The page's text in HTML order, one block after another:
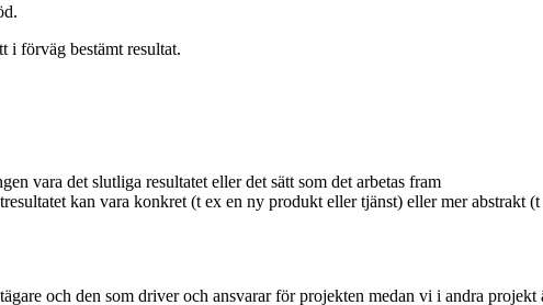
i förväg bestämt resultat.
vara det slutliga resultatet eller det sätt som det arbetas fram
kan vara konkret (t ex en ny produkt eller tjänst) eller mer abstrakt
och den som driver och ansvarar för projekten medan vi i andra projekt